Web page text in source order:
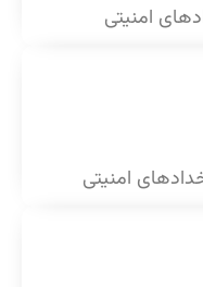
امنیتی
امنیتی